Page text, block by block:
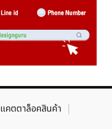
แคตตาล็อคสินค้า